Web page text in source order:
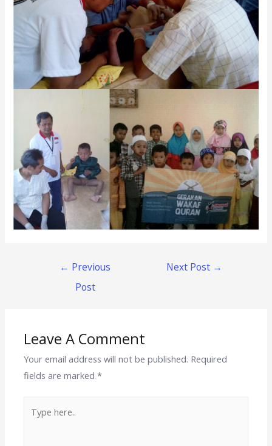
← Previous
Post
Next Post →
Leave A Comment
Your email address will not be published. Required
fields are marked*